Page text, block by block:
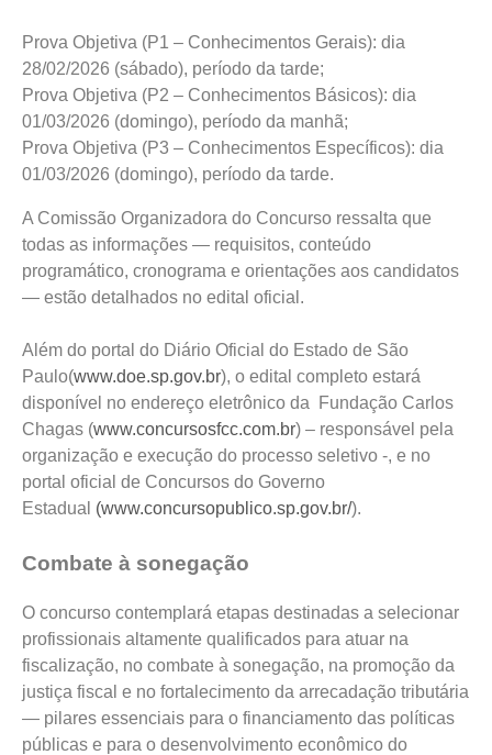
Prova Objetiva (P1 – Conhecimentos Gerais): dia
28/02/2026 (sábado), período da tarde;
Prova Objetiva (P2 – Conhecimentos Básicos): dia
01/03/2026 (domingo), período da manhã;
Prova Objetiva (P3 – Conhecimentos Específicos): dia
01/03/2026 (domingo), período da tarde.
A Comissão Organizadora do Concurso ressalta que
todas as informações — requisitos, conteúdo
programático, cronograma e orientações aos candidatos
— estão detalhados no edital oficial.
Além do portal do Diário Oficial do Estado de São
Paulo(www.doe.sp.gov.br), o edital completo estará
disponível no endereço eletrônico da Fundação Carlos
Chagas (www.concursosfcc.com.br) – responsável pela
organização e execução do processo seletivo -, e no
portal oficial de Concursos do Governo
Estadual (www.concursopublico.sp.gov.br/).
Combate à sonegação
O concurso contemplará etapas destinadas a selecionar
profissionais altamente qualificados para atuar na
fiscalização, no combate à sonegação, na promoção da
justiça fiscal e no fortalecimento da arrecadação tributária
— pilares essenciais para o financiamento das políticas
públicas e para o desenvolvimento econômico do